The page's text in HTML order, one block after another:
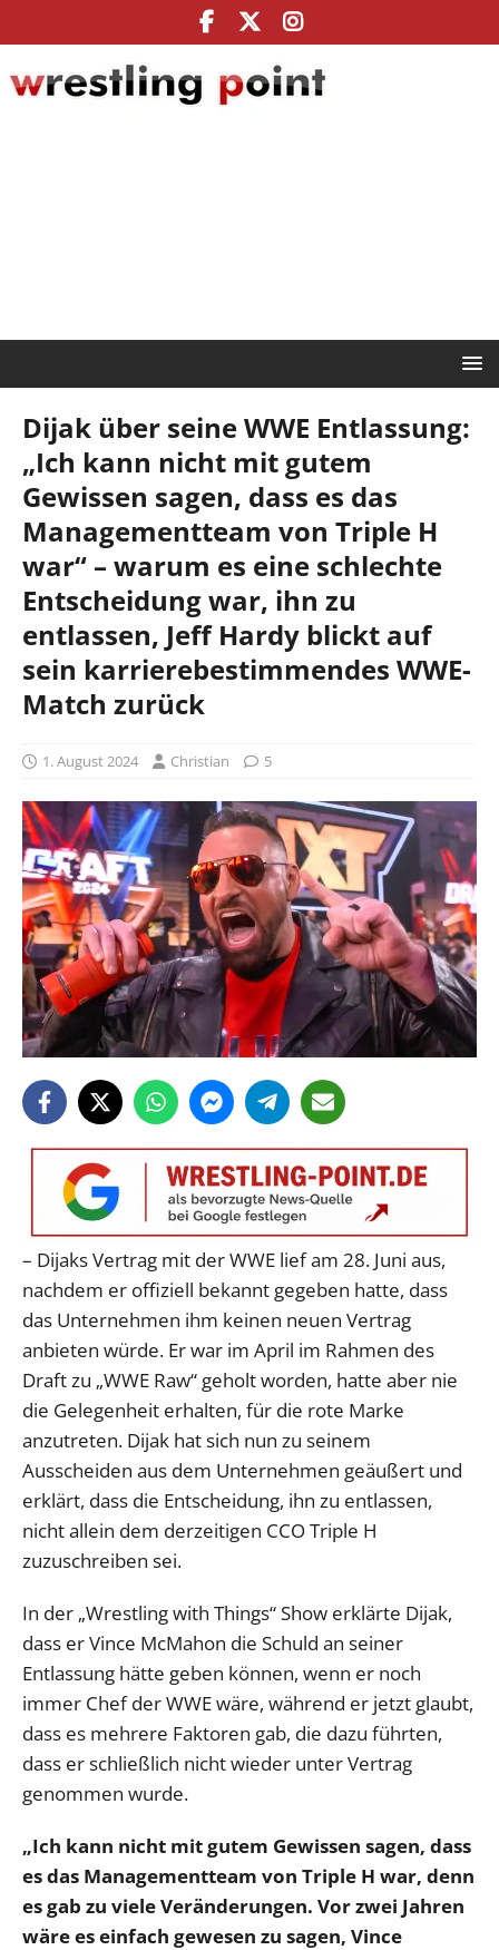
Dijak über seine WWE Entlassung:
„Ich kann nicht mit gutem
Gewissen sagen, dass es das
Managementteam von Triple H
war“ – warum es eine schlechte
Entscheidung war, ihn zu
entlassen, Jeff Hardy blickt auf
sein karrierebestimmendes WWE-
Match zurück
1. August 2024 Christian 5
– Dijaks Vertrag mit der WWE lief am 28. Juni aus,
nachdem er offiziell bekannt gegeben hatte, dass
das Unternehmen ihm keinen neuen Vertrag
anbieten würde. Er war im April im Rahmen des
Draft zu „WWE Raw“ geholt worden, hatte aber nie
die Gelegenheit erhalten, für die rote Marke
anzutreten. Dijak hat sich nun zu seinem
Ausscheiden aus dem Unternehmen geäußert und
erklärt, dass die Entscheidung, ihn zu entlassen,
nicht allein dem derzeitigen CCO Triple H
zuzuschreiben sei.
In der „Wrestling with Things“ Show erklärte Dijak,
dass er Vince McMahon die Schuld an seiner
Entlassung hätte geben können, wenn er noch
immer Chef der WWE wäre, während er jetzt glaubt,
dass es mehrere Faktoren gab, die dazu führten,
dass er schließlich nicht wieder unter Vertrag
genommen wurde.
„Ich kann nicht mit gutem Gewissen sagen, dass
es das Managementteam von Triple H war, denn
es gab zu viele Veränderungen. Vor zwei Jahren
wäre es einfach gewesen zu sagen, Vince